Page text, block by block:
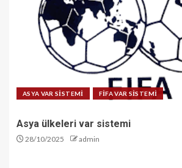
ASYA VAR SİSTEMİ FİFA VAR SİSTEMİ
Asya ülkeleri var sistemi
28/10/2025 admin